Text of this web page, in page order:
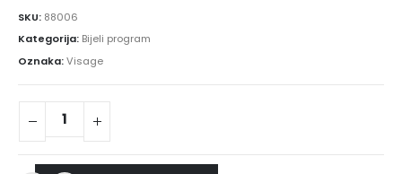
SKU: 88006
Kategorija: Bijeli program
Oznaka:Visage